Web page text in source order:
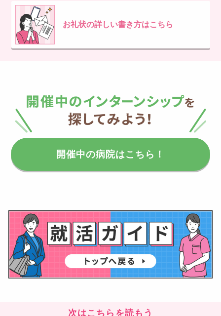
お礼状の詳しい書き方はこちら
開催中の病院はこちら！
次はこちらを読もう